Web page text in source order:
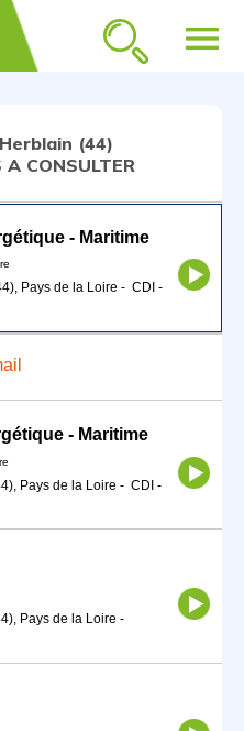
menu
(44)
CONSULTER
- Maritime
Pays de la Loire - CDI -
- Maritime
Pays de la Loire - CDI -
Pays de la Loire -